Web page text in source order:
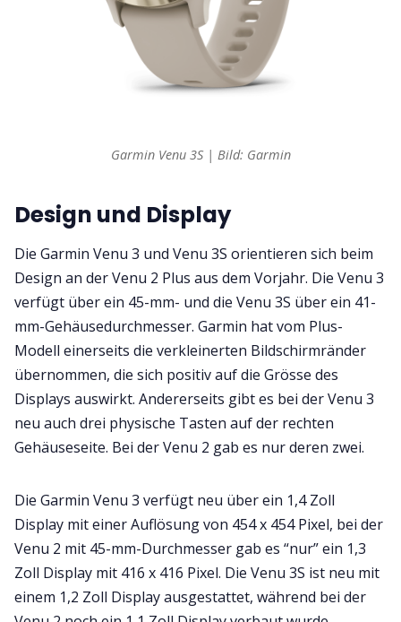
Garmin Venu 3S | Bild: Garmin
Design und Display
Die Garmin Venu 3 und Venu 3S orientieren sich beim
Design an der Venu 2 Plus aus dem Vorjahr. Die Venu 3
verfügt über ein 45-mm- und die Venu 3S über ein 41-
mm-Gehäusedurchmesser. Garmin hat vom Plus-
Modell einerseits die verkleinerten Bildschirmränder
übernommen, die sich positiv auf die Grösse des
Displays auswirkt. Andererseits gibt es bei der Venu 3
neu auch drei physische Tasten auf der rechten
Gehäuseseite. Bei der Venu 2 gab es nur deren zwei.
Die Garmin Venu 3 verfügt neu über ein 1,4 Zoll
Display mit einer Auflösung von 454 x 454 Pixel, bei der
Venu 2 mit 45-mm-Durchmesser gab es “nur” ein 1,3
Zoll Display mit 416 x 416 Pixel. Die Venu 3S ist neu mit
einem 1,2 Zoll Display ausgestattet, während bei der